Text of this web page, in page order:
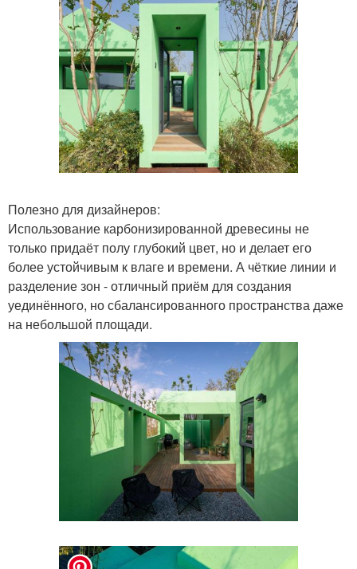
Полезно для дизайнеров:
Использование карбонизированной древесины не
только придаёт полу глубокий цвет, но и делает его
более устойчивым к влаге и времени. А чёткие линии и
разделение зон - отличный приём для создания
уединённого, но сбалансированного пространства даже
на небольшой площади.